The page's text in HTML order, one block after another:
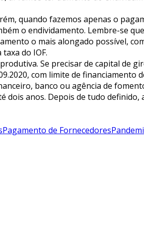
quando fazemos apenas o
o endividamento. Lembre-se
o mais alongado possível,
do IOF.
Se precisar de capital de
com limite de financiamento
banco ou agência de
dois anos. Depois de tudo
Pagamento de Fornecedores